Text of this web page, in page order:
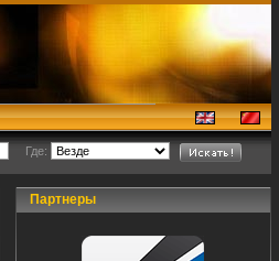
Где:
Партнеры